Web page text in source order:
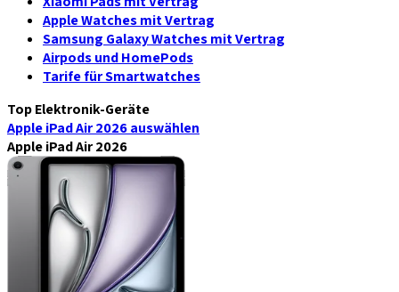
Apple Watches mit Vertrag
Samsung Galaxy Watches mit Vertrag
Airpods und HomePods
Tarife für Smartwatches
Top Elektronik-Geräte
Apple iPad Air 2026auswählen
Apple iPad Air 2026